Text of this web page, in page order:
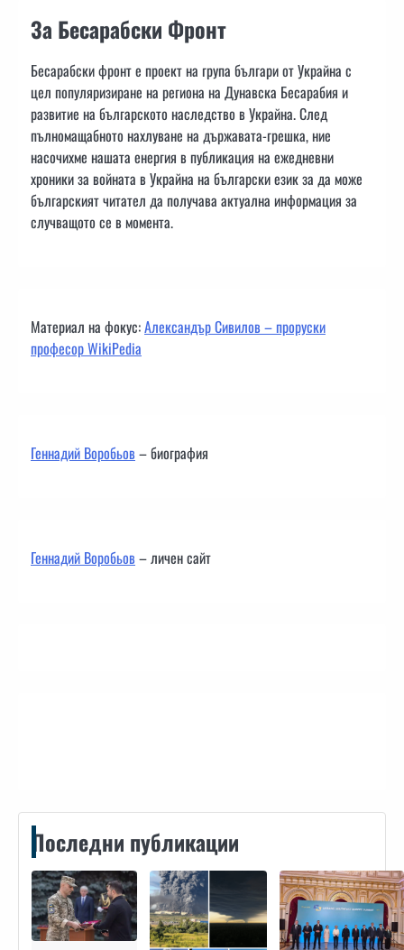
За Бесарабски Фронт
Бесарабски фронт е проект на група българи от Украйна с
цел популяризиране на региона на Дунавска Бесарабия и
развитие на българското наследство в Украйна. След
пълномащабното нахлуване на държавата-грешка, ние
насочихме нашата енергия в публикация на ежедневни
хроники за войната в Украйна на български език за да може
българският читател да получава актуална информация за
случващото се в момента.
Материал на фокус:Александър Сивилов – проруски
професор WikiPedia
Геннадий Воробьов– биография
Геннадий Воробьов– личен сайт
Последни публикации